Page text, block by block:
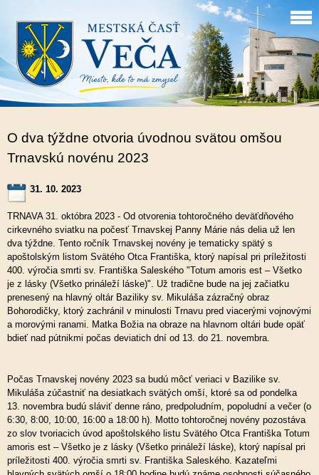
O dva týždne otvoria úvodnou svätou omšou
Trnavskú novénu 2023
31. 10. 2023
TRNAVA 31. októbra 2023 - Od otvorenia tohtoročného deväťdňového
cirkevného sviatku na počesť Trnavskej Panny Márie nás delia už len
dva týždne. Tento ročník Trnavskej novény je tematicky spätý s
apoštolským listom Svätého Otca Františka, ktorý napísal pri príležitosti
400. výročia smrti sv. Františka Saleského "Totum amoris est – Všetko
je z lásky (Všetko prináleží láske)". Už tradične bude na jej začiatku
prenesený na hlavný oltár Baziliky sv. Mikuláša zázračný obraz
Bohorodičky, ktorý zachránil v minulosti Trnavu pred viacerými vojnovými
a morovými ranami. Matka Božia na obraze na hlavnom oltári bude opäť
bdieť nad pútnikmi počas deviatich dní od 13. do 21. novembra.
Počas Trnavskej novény 2023 sa budú môcť veriaci v Bazilike sv.
Mikuláša zúčastniť na desiatkach svätých omší, ktoré sa od pondelka
13. novembra budú sláviť denne ráno, predpoludním, popoludní a večer (o
6:30, 8:00, 10:00, 16:00 a 18:00 h). Motto tohtoročnej novény pozostáva
zo slov tvoriacich úvod apoštolského listu Svätého Otca Františka Totum
amoris est – Všetko je z lásky (Všetko prináleží láske), ktorý napísal pri
príležitosti 400. výročia smrti sv. Františka Saleského. Kazateľmi